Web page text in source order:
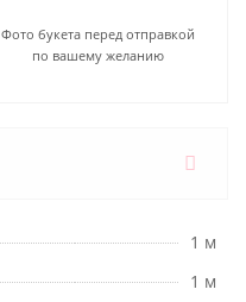
Фото букета перед отправкой
по вашему желанию
1 м
1 м